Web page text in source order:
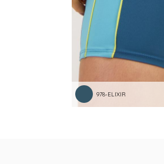
978-ELIXIR